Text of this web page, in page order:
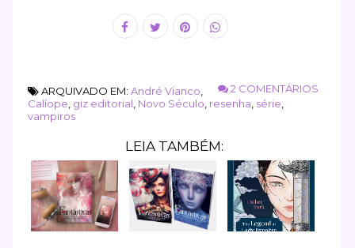
2 COMENTÁRIOS
ARQUIVADO EM: André Vianco
Calíope giz editorial Novo Século resenha série
vampiros
LEIA TAMBÉM: